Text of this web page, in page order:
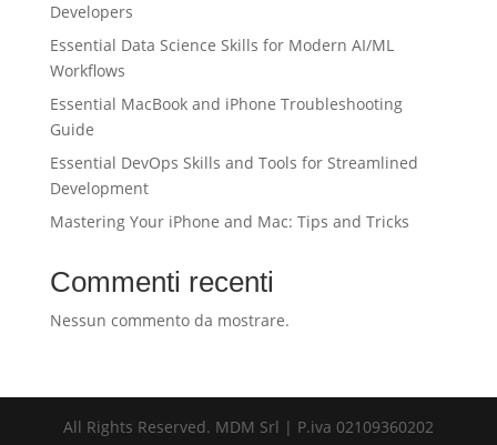
Developers
Essential Data Science Skills for Modern AI/ML
Workflows
Essential MacBook and iPhone Troubleshooting
Guide
Essential DevOps Skills and Tools for Streamlined
Development
Mastering Your iPhone and Mac: Tips and Tricks
Commenti recenti
Nessun commento da mostrare.
All Rights Reserved. MDM Srl | P.iva 02109360202